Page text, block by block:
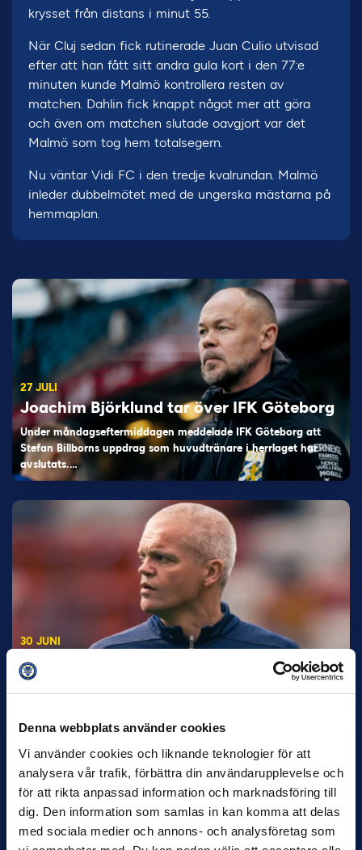
Denna webbplats använder cookies
Vi använder cookies och liknande teknologier för att
analysera vår trafik, förbättra din användarupplevelse och
för att rikta anpassad information och marknadsföring till
dig. Den information som samlas in kan komma att delas
med sociala medier och annons- och analysföretag som
krysset från distans i minut 55.
När Cluj sedan fick rutinerade Juan Culio utvisad
efter att han fått sitt andra gula kort i den 77:e
minuten kunde Malmö kontrollera resten av
matchen. Dahlin fick knappt något mer att göra
och även om matchen slutade oavgjort var det
Malmö som tog hem totalsegern.
Nu väntar Vidi FC i den tredje kvalrundan. Malmö
inleder dubbelmötet med de ungerska mästarna på
hemmaplan.
27 JULI
Joachim Björklund tar över IFK Göteborg
Under måndagseftermiddagen meddelade IFK Göteborg att
Stefan Billborns uppdrag som huvudtränare i herrlaget har
avslutats.…
30 JUNI
Helstrup ny tränare i Malmö FF